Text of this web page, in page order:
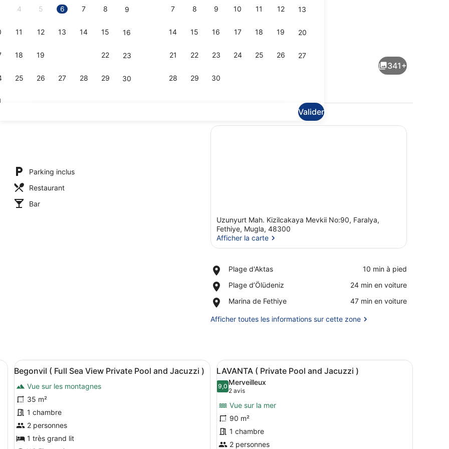
4 5 6 7 8 9
11 12 13 14 15 16
18 19 22 23
25 26 27 28 29 30
7 8 9 10 11 12 13
14 15 16 17 18 19 20
21 22 23 24 25 26 27
28 29 30
Valider
Pool and Jacuzzi ) | Vue de la chambre
Ladin ( Private Pool And Jacuzzi ) | Vue de la chambreFaçade de l’hébergement
341+
Parking inclus
Restaurant
Bar
Uzunyurt Mah. Kizilcakaya Mevkii No:90, Faralya,
Fethiye, Mugla, 48300
Afficher la carte
Plage d'Aktas
Place,
d'Aktas
‪10 min à pied‬
Plage d’Ölüdeniz
Place,
d’Ölüdeniz
‪24 min en voiture‬
Marina de Fethiye
Place,
de
‪47 min en voiture‬
Afficher toutes les informations sur cette zone
une terrasse en bois et un jacuzzi, entourés de plantes tropicales et offrant une vue panoramique.
Afficher
toutes
les
photos
pour
ce
type
de
Un espace piscine comprenant un jacuzzi, des chaises longues et une terrasse en bois.
11
Begonvil ( Full Sea View Private Pool and Jacuzzi )
Vue sur les montagnes
35 m²
1 chambre
2 personnes
1 très grand lit
Afficher
toutes
les
photos
pour
ce
type
de
Une piscine à l’eau d’un bleu cristallin,
11
LAVANTA ( Private Pool and Jacuzzi )
9,09,0 sur 10
Merveilleux
2 avis
(2 avis)
Vue sur la mer
90 m²
1 chambre
2 personnes